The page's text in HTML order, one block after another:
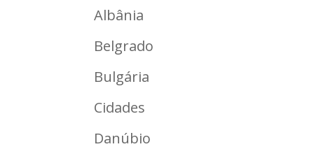
Albânia
Belgrado
Bulgária
Cidades
Danúbio